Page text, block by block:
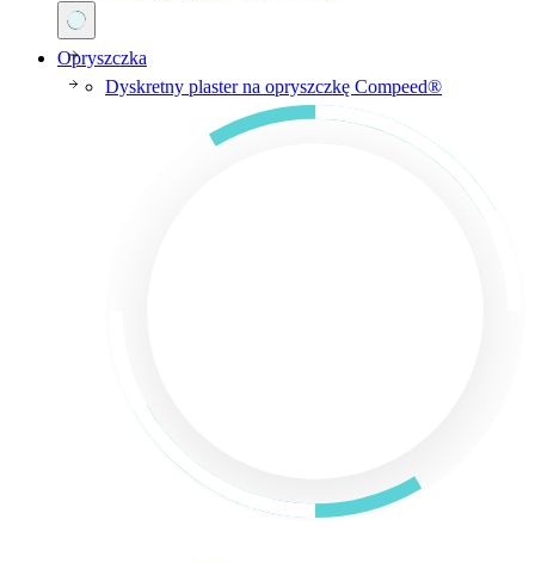
Opryszczka
Dyskretny plaster na opryszczkę Compeed®